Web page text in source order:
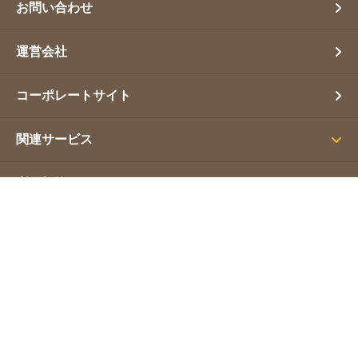
お問い合わせ
運営会社
コーポレートサイト
関連サービス